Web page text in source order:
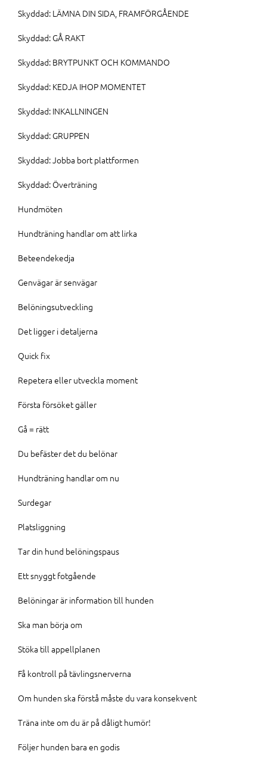
Skyddad: LÄMNA DIN SIDA, FRAMFÖRGÅENDE
Skyddad: GÅ RAKT
Skyddad: BRYTPUNKT OCH KOMMANDO
Skyddad: KEDJA IHOP MOMENTET
Skyddad: INKALLNINGEN
Skyddad: GRUPPEN
Skyddad: Jobba bort plattformen
Skyddad: Överträning
Hundmöten
Hundträning handlar om att lirka
Beteendekedja
Genvägar är senvägar
Belöningsutveckling
Det ligger i detaljerna
Quick fix
Repetera eller utveckla moment
Första försöket gäller
Gå = rätt
Du befäster det du belönar
Hundträning handlar om nu
Surdegar
Platsliggning
Tar din hund belöningspaus
Ett snyggt fotgående
Belöningar är information till hunden
Ska man börja om
Stöka till appellplanen
Få kontroll på tävlingsnerverna
Om hunden ska förstå måste du vara konsekvent
Träna inte om du är på dåligt humör!
Följer hunden bara en godis